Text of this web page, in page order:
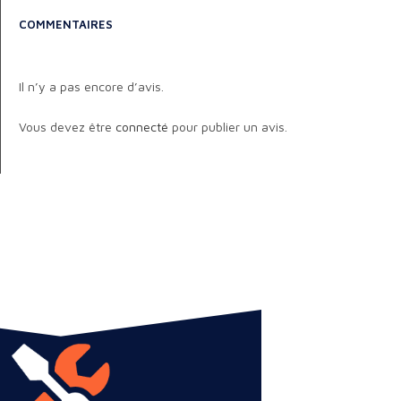
COMMENTAIRES
Il n’y a pas encore d’avis.
Vous devez être connecté pour publier un avis.